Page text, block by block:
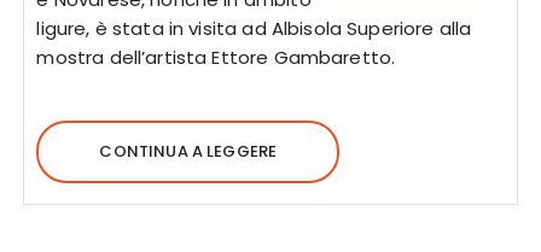
ligure, è stata in visita ad Albisola Superiore alla
mostra dell’artista Ettore Gambaretto.
CONTINUA A LEGGERE